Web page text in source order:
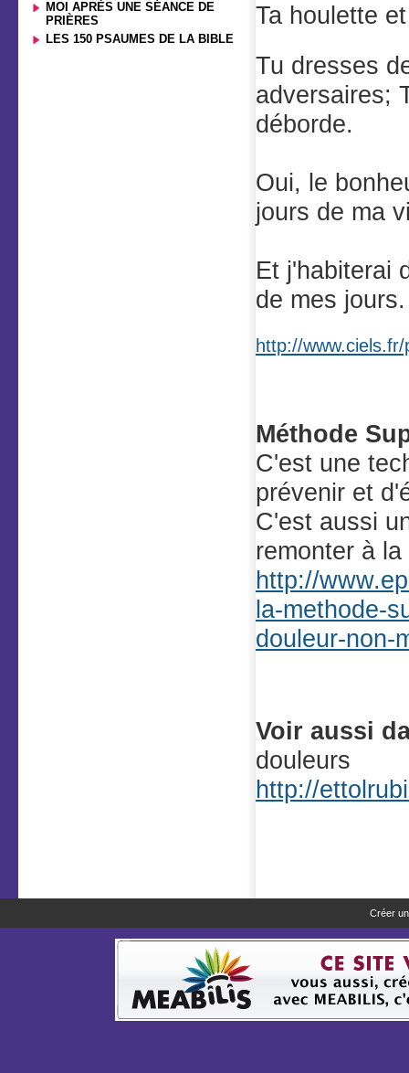
MOI APRÈS UNE SÉANCE DE
PRIÈRES
LES 150 PSAUMES DE LA BIBLE
Ta houlette
Tu dresses
adversaires;
déborde.
Oui, le
jours de ma
Et j'habiterai
de mes jours.
http://
Méthode
C'est une
prévenir et
C'est aussi
remonter à
http://
la-methode-
douleur-non-
Voir aussi
douleurs
http://
Créer